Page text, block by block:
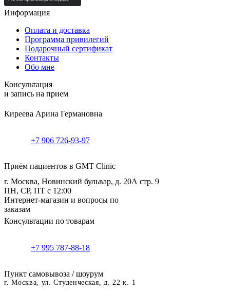
Информация
Оплата и доставка
Программа привилегий
Подарочный сертификат
Контакты
Обо мне
Консультация
и запись на прием
Киреева Арина Германовна
+7 906 726-93-97
Приём пациентов в GMT Clinic
г. Москва, Новинский бульвар, д. 20А стр. 9
ПН, СР, ПТ с 12:00
Интернет-магазин и вопросы по
заказам
Консультации по товарам
+7 995 787-88-18
Пункт самовывоза / шоурум
г. Москва, ул. Студенческая, д. 22 к. 1